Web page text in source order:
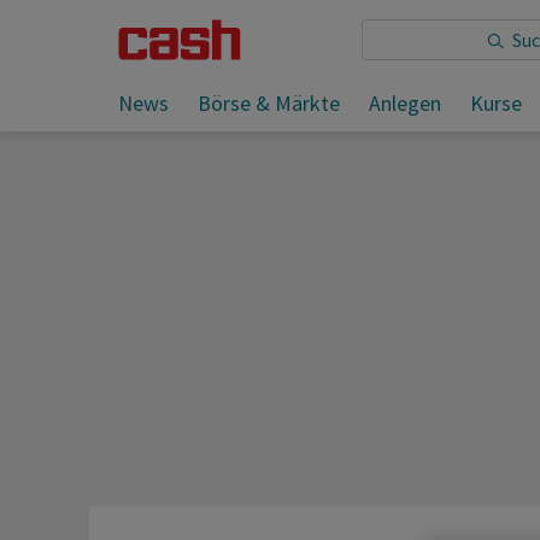
News Börse & Märkte Anlegen Kurse
Sie lesen: